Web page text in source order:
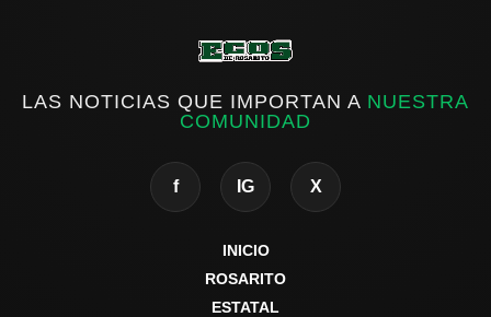
LAS NOTICIAS QUE IMPORTAN A NUESTRA
COMUNIDAD
f IG X
INICIO
ROSARITO
ESTATAL